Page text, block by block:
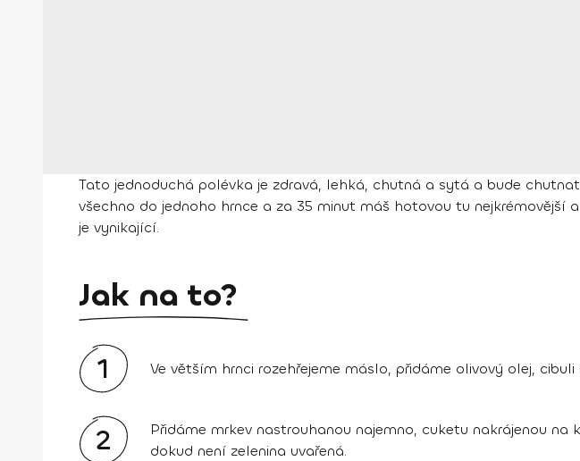
Tato jednoduchá polévka je zdravá, lehká, chutná a sytá a bude
všechno do jednoho hrnce a za 35 minut máš hotovou tu
je vynikající.
Jak na to?
1 Ve větším hrnci rozehřejeme máslo, přidáme olivový olej,
2
Přidáme mrkev nastrouhanou najemno, cuketu nakrájenou
dokud není zelenina uvařená.